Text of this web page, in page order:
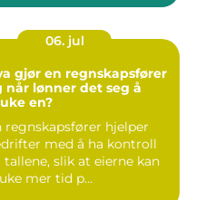
06. jul
gjør en regnskapsfører
når lønner det seg å
en?
regnskapsfører hjelper
med å ha kontroll
tallene, slik at eierne kan
mer tid p...